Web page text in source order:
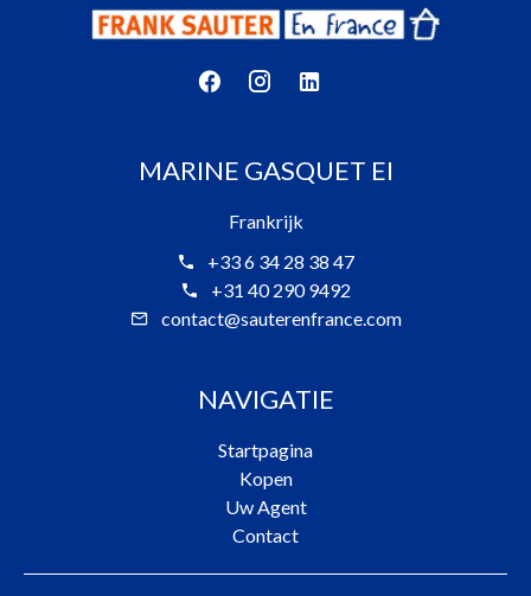
MARINE GASQUET EI
Frankrijk
+33 6 34 28 38 47
+31 40 290 9492
contact@sauterenfrance.com
NAVIGATIE
Startpagina
Kopen
Uw Agent
Contact